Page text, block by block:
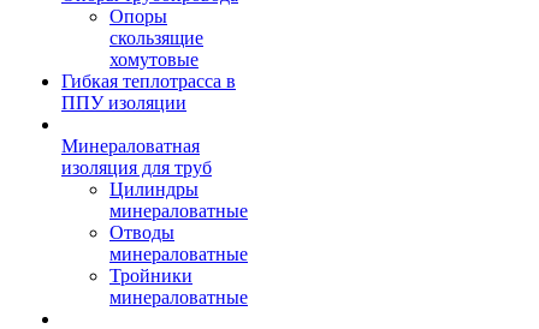
Опоры
скользящие
хомутовые
Гибкая теплотрасса в
ППУ изоляции
Минераловатная
изоляция для труб
Цилиндры
минераловатные
Отводы
минераловатные
Тройники
минераловатные